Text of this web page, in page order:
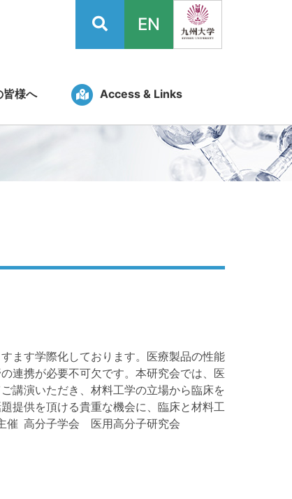
皆様へ Access & Links
EN
ます学際化しております。医療製品の性能
連携が必要不可欠です。本研究会では、医
講演いただき、材料工学の立場から臨床を
提供を頂ける貴重な機会に、臨床と材料工
催 高分子学会 医用高分子研究会